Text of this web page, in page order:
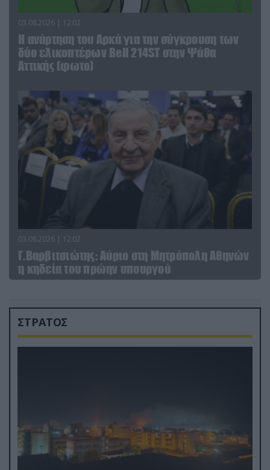
03.08.2026 | 12:02
Η ανάρτηση του Αρκά για την σύγκρουση των
δύο ελικοπτέρων Bell 214ST στην Ψάθα
Αττικής (φωτο)
03.08.2026 | 12:02
Γ.Βαρβιτσιώτης: Aύριο στη Μητρόπολη Αθηνών
η κηδεία του πρώην υπουργού
ΣΤΡΑΤΟΣ